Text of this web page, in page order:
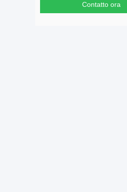
Contatto ora